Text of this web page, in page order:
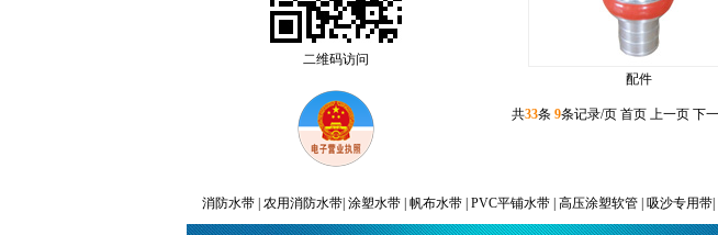
二维码访问
配件
共33条 9条记录/页 首页 上一页 下
消防水带 | 农用消防水带| 涂塑水带 | 帆布水带 | PVC平铺水带 | 高压涂塑软管 | 吸沙专用带|